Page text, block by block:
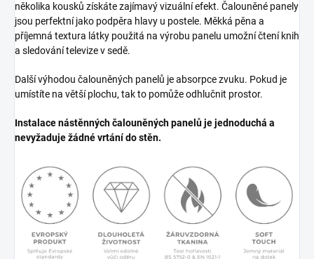
několika kousků získáte zajímavý vizuální efekt. Čalouněné panely
jsou perfektní jako podpěra hlavy u postele. Měkká pěna a
příjemná textura látky použitá na výrobu panelu umožní čtení knih
a sledování televize v sedě.
Další výhodou čalouněných panelů je absorpce zvuku. Pokud je
umístíte na větší plochu, tak to pomůže odhlučnit prostor.
Instalace nástěnných čalouněných panelů je jednoduchá a
nevyžaduje žádné vrtání do stěn.